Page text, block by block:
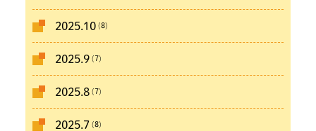
2025.10(8)
2025.9(7)
2025.8(7)
2025.7 (8)